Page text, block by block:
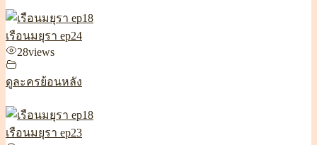
เรือนมยุรา ep24
28views
ดูละครย้อนหลัง
เรือนมยุรา ep23